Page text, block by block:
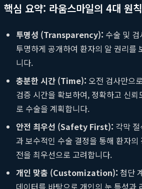
핵심 요약: 라움스마일의 4대 원칙
투명성 (Transparency): 수술 및
투명하게 공개하여 환자의 알 권리를
니다.
충분한 시간 (Time): 오전 검사만으
검증 시간을 확보하여, 정확하고 신
로 수술을 계획합니다.
안전 최우선 (Safety First): 각막
과 보수적인 수술 결정을 통해 환자
전을 최우선으로 고려합니다.
개인 맞춤 (Customization): 첨단
데이터를 바탕으로 개인의 눈 특성과